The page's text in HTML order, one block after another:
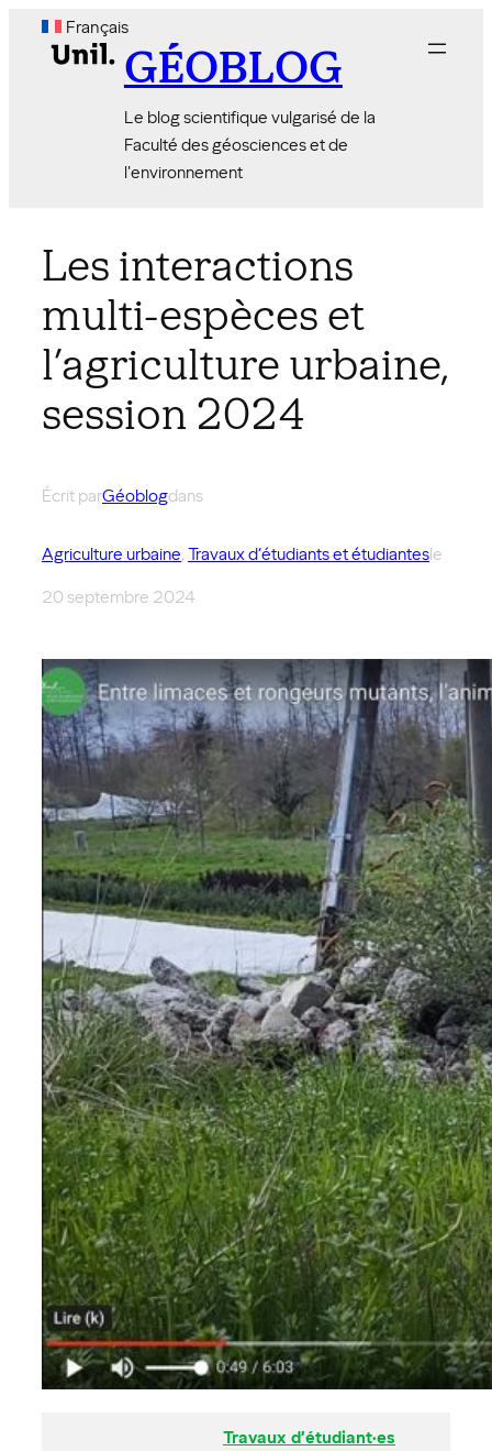
Français
GÉOBLOG
Le blog scientifique vulgarisé de la
Faculté des géosciences et de
l'environnement
Les interactions
multi-espèces et
l’agriculture urbaine,
session 2024
Écrit parGéoblogdans
Agriculture urbaine Travaux d’étudiants et étudiantesle
20 septembre 2024
Travaux d’étudiant·es